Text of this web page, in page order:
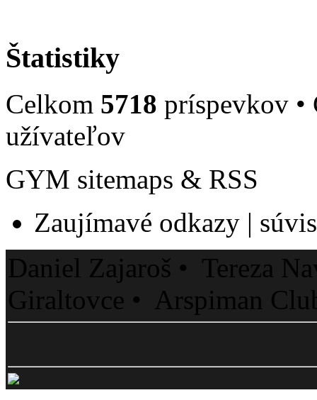
Štatistiky
Celkom 5718 príspevkov
užívateľov
GYM sitemaps & RSS
Zaujímavé odkazy |
Daniel Zajaroš • Tereza
Giraltovce • Arspiman